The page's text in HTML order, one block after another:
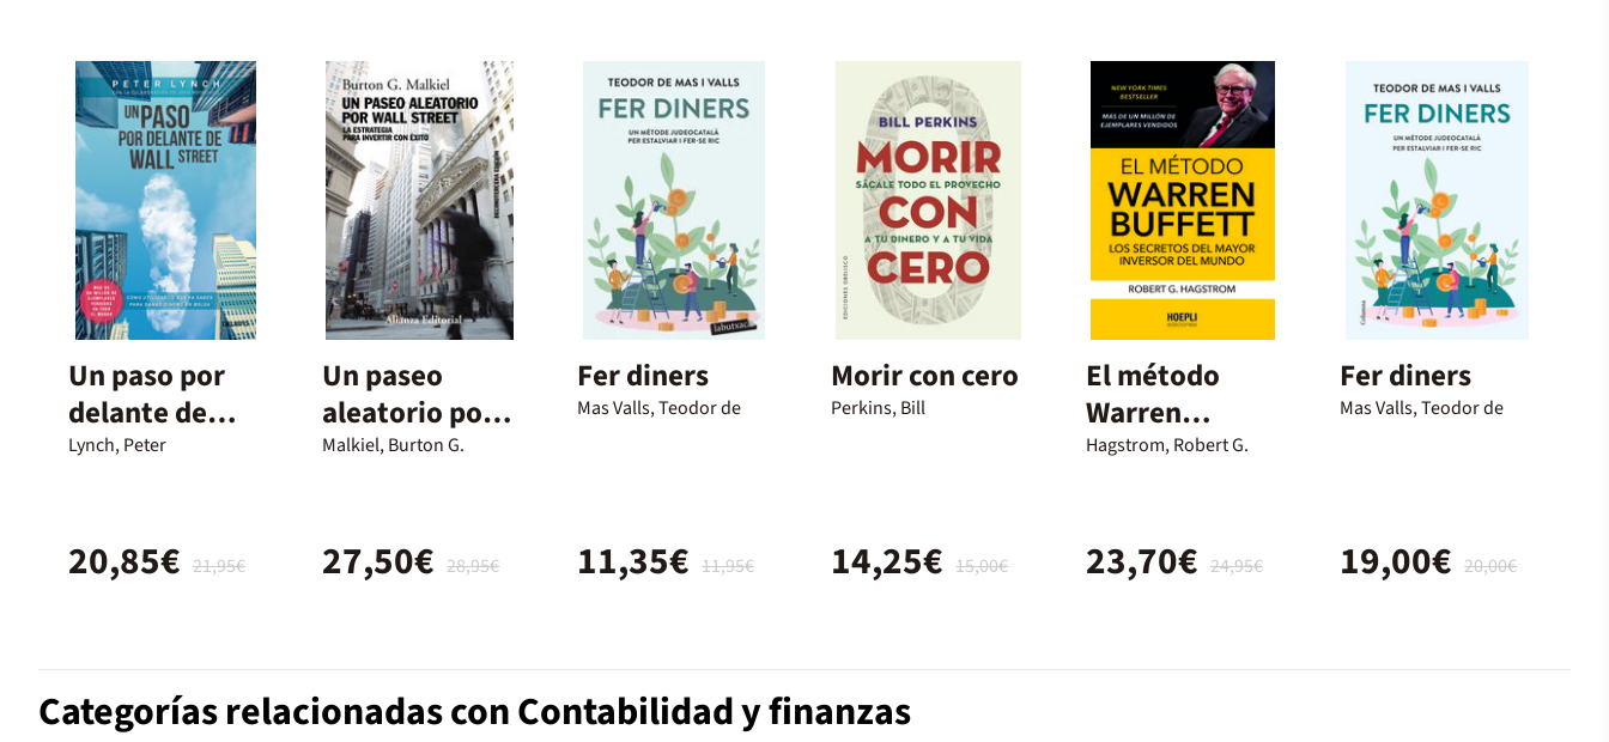
Un paso por
delante de
Wall Street
Lynch, Peter
21,95€
20,85€
Un paseo
aleatorio por
Wall Street
Malkiel, Burton G.
28,95€
27,50€
Fer diners
Mas Valls, Teodor de
11,95€
11,35€
Morir con cero
Perkins, Bill
15,00€
14,25€
El método
Warren
Buffett
Hagstrom, Robert G.
24,95€
23,70€
Fer diners
Mas Valls, Teodor de
20,00€
19,00€
Categorías relacionadas con Contabilidad y finanzas